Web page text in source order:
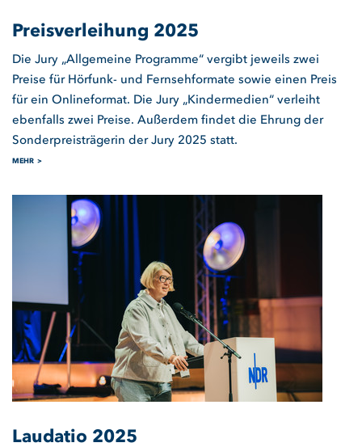
Preisverleihung 2025
Die Jury „Allgemeine Programme“ vergibt jeweils zwei
Preise für Hörfunk- und Fernsehformate sowie einen Preis
für ein Onlineformat. Die Jury „Kindermedien“ verleiht
ebenfalls zwei Preise. Außerdem findet die Ehrung der
Sonderpreisträgerin der Jury 2025 statt.
MEHR
Laudatio 2025